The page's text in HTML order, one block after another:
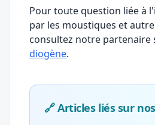
Pour toute question liée à
par les moustiques et
consultez notre partenaire
diogène.
🔗 Articles liés sur